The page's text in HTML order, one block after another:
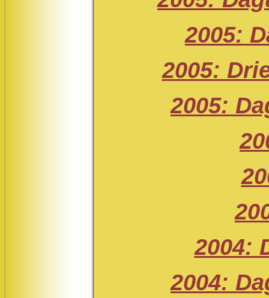
2005:
2005:
2005:
2004:
2004: